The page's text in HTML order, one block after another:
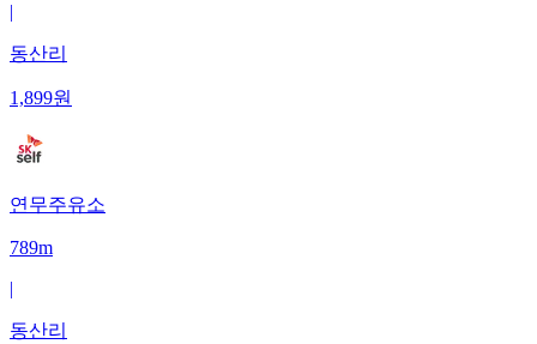
|
동산리
1,899원
연무주유소
789m
|
동산리